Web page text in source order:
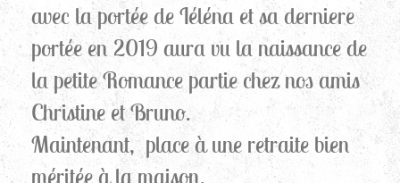
avec la portée de Iéléna et sa derniere
portée en 2019 aura vu la naissance de
la petite Romance partie chez nos amis
Christine et Bruno.
Maintenant, place à une retraite bien
méritée à la maison.